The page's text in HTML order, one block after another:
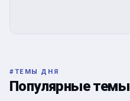
#ТЕМЫ ДНЯ
Популярные темы